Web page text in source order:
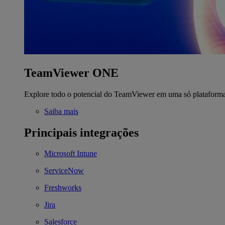
TeamViewer ONE
Explore todo o potencial do TeamViewer em uma só
Saiba mais
Principais integrações
Microsoft Intune
ServiceNow
Freshworks
Jira
Salesforce